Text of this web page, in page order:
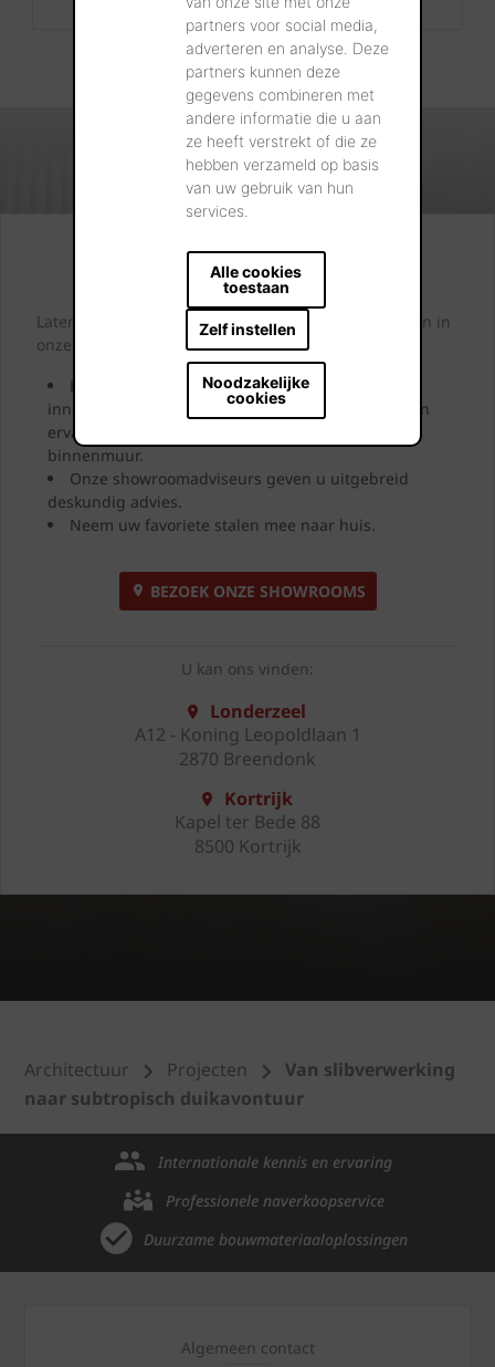
partners voor social media,
adverteren en analyse. Deze
partners kunnen deze
gegevens combineren met
andere informatie die u aan
ze heeft verstrekt of die ze
hebben verzameld op basis
van uw gebruik van hun
services.
Alle cookies
toestaan
Zelf instellen
Noodzakelijke
cookies
Kijk. Droom. Kies.
Laten we samen letterlijk uw dromen tastbaar maken in
onze showrooms.
Kom langs en laat u inspireren door onze
innovatieve oplossingen. Bekijk ze, neem ze vast en
ervaar uw toekomstige gevel, dak, bestrating of
binnenmuur.
Onze showroomadviseurs geven u uitgebreid
deskundig advies.
Neem uw favoriete stalen mee naar huis.
BEZOEK ONZE SHOWROOMS
U kan ons vinden:
Londerzeel
A12 - Koning Leopoldlaan 1
2870 Breendonk
Kortrijk
Kapel ter Bede 88
8500 Kortrijk
Architectuur Projecten
Van slibverwerking
naar subtropisch duikavontuur
Internationale kennis en ervaring
Professionele naverkoopservice
Duurzame bouwmateriaaloplossingen
Algemeen contact